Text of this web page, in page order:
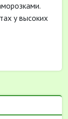
у высоких